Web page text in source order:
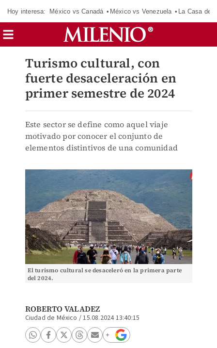
Hoy interesa: México vs Canadá México vs Venezuela La Casa de
Turismo cultural, con
fuerte desaceleración en
primer semestre de 2024
Este sector se define como aquel viaje
motivado por conocer el conjunto de
elementos distintivos de una comunidad
El turismo cultural se desaceleró en la primera parte
del 2024.
ROBERTO VALADEZ
Ciudad de México /15.08.2024 13:40:15